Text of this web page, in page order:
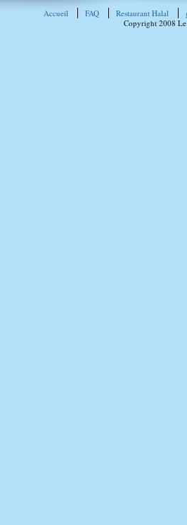
Accueil FAQ Restaurant Halal
Copyright 2008